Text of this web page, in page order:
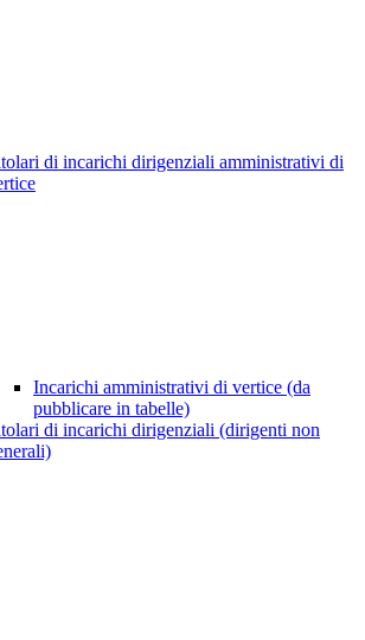
di incarichi dirigenziali amministrativi di
Incarichi amministrativi di vertice (da
pubblicare in tabelle)
di incarichi dirigenziali (dirigenti non